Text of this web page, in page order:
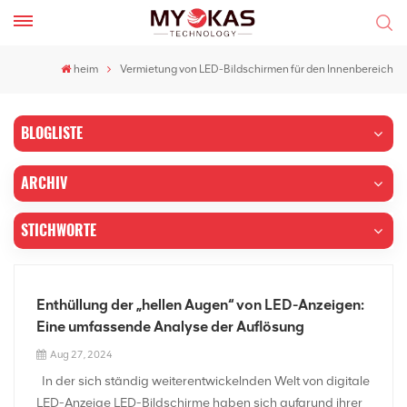
heim Vermietung von LED-Bildschirmen für den Innenbereich
BLOGLISTE
ARCHIV
STICHWORTE
Enthüllung der „hellen Augen“ von LED-Anzeigen:
Eine umfassende Analyse der Auflösung
Aug 27, 2024
In der sich ständig weiterentwickelnden Welt von digitale
LED-Anzeige LED-Bildschirme haben sich aufgrund ihrer